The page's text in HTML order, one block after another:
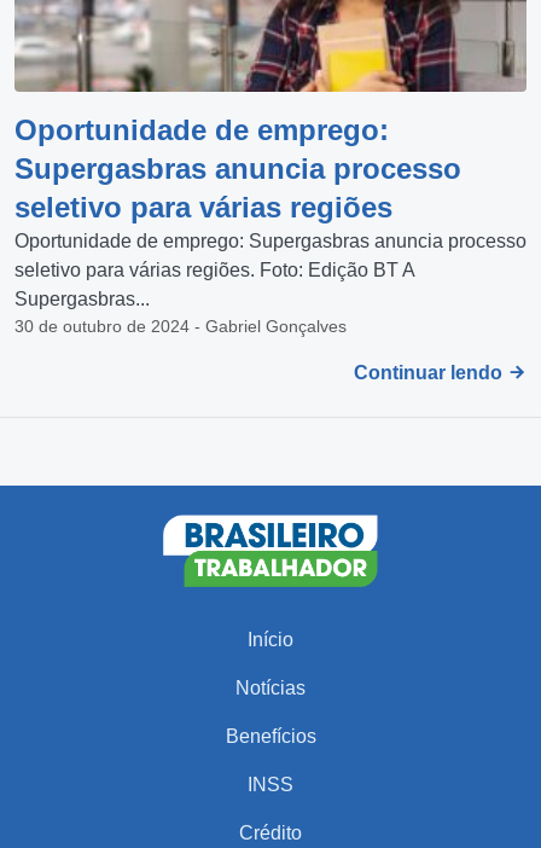
Oportunidade de emprego:
Supergasbras anuncia processo
seletivo para várias regiões
Oportunidade de emprego: Supergasbras anuncia processo
seletivo para várias regiões. Foto: Edição BT A
Supergasbras...
30 de outubro de 2024 - Gabriel Gonçalves
Continuar lendo
Início
Notícias
Benefícios
INSS
Crédito